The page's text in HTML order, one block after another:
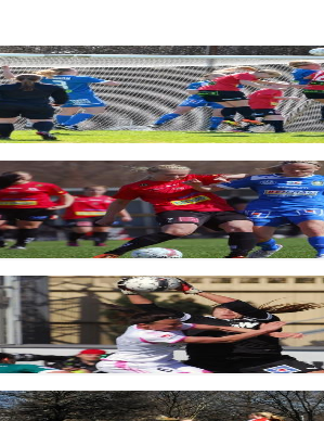
LB 07 – QBIK
April 2013, 22:40
IF Limhamn Bunkeflo – QBIK
April 2013, 21:10